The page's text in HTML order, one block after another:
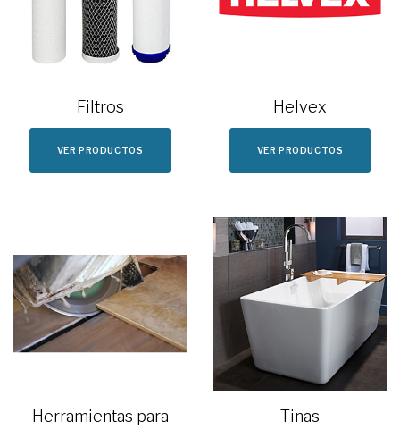
Filtros
VER PRODUCTOS
Helvex
VER PRODUCTOS
Herramientas para
Tinas